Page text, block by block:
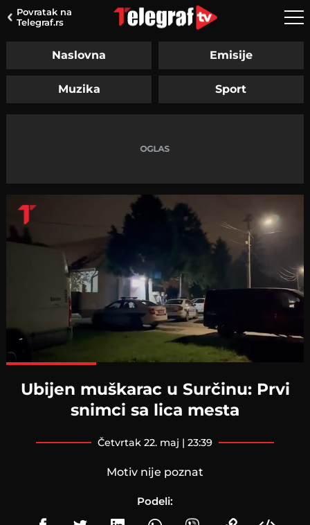
Povratak na
Telegraf.rs
Naslovna Emisije
Muzika Sport
Ubijen muškarac u Surčinu: Prvi
snimci sa lica mesta
četvrtak 22. maj | 23:39
Motiv nije poznat
Podeli: